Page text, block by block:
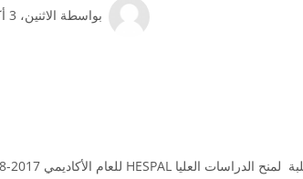
لمنح الدراسات العليا HESPAL للعام الأكاديمي 2017-2018 التي يديرها المجلس الثقافي البريطاني والممولة من
بواسطة الاثنين، 3 أكتوبر 2016، 8:15 AMعدد الردود: 0